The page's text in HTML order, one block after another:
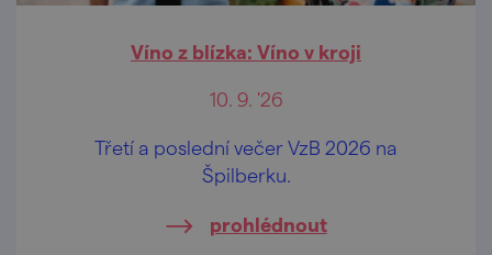
Víno z blízka: Víno v kroji
10. 9. '26
Třetí a poslední večer VzB 2026 na
Špilberku.
prohlédnout